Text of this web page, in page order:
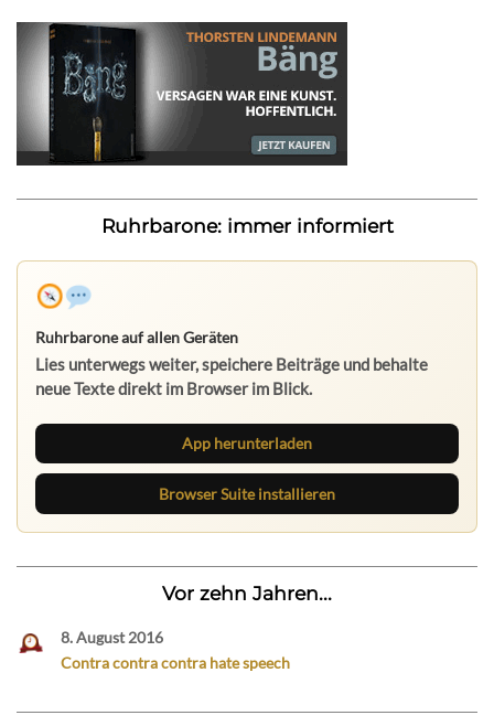
Ruhrbarone: immer informiert
Ruhrbarone auf allen Geräten
Lies unterwegs weiter, speichere Beiträge und behalte
neue Texte direkt im Browser im Blick.
App herunterladen
Browser Suite installieren
Vor zehn Jahren...
8. August 2016
Contra contra contra hate speech